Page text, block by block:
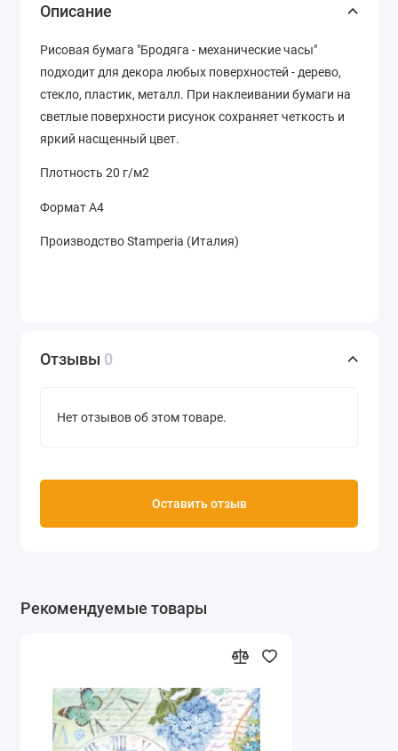
Описание
Рисовая бумага "Бродяга - механические часы"
подходит для декора любых поверхностей - дерево,
стекло, пластик, металл. При наклеивании бумаги на
светлые поверхности рисунок сохраняет четкость и
яркий насщенный цвет.
Плотность 20 г/м2
Формат А4
Производство Stamperia (Италия)
Отзывы 0
Нет отзывов об этом товаре.
Оставить отзыв
Рекомендуемые товары